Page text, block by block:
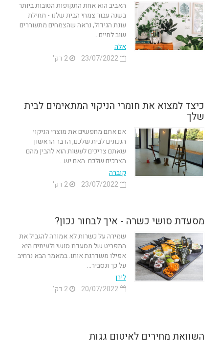
האביב הוא אחת התקופות הטובות ביותר
בשנה עבור צמחי הבית שלנו - תחילת
עונת הגידול, נראה שהצמחים מתעוררים
שוב לחיים...
אלה
23/07/2022
2 דק'
כיצד למצוא את חומרי הניקוי המתאימים לבית
שלך
אם אתם מחפשים את מוצרי הניקוי
הנכונים לבית שלכם, הדבר הראשון
שאתם צריכים לעשות הוא להבין מהם
הצרכים שלכם. האם יש...
קוברה
23/07/2022
2 דק'
מסעדת סושי כשרה - איך לבחור נכון?
שמירה על כשרות לא אמורה להגביל את
התפריט של מסעדת סושי ולעיתים היא
אפילו משדרגת אותו. במאמר הבא נרחיב
על כך ונסביר...
לירן
20/07/2022
2 דק'
השוואת מחירים לאיטום גגות